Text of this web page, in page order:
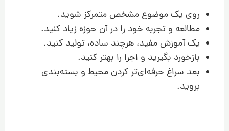
روی یک موضوع مشخص متمرکز شوید.
مطالعه و تجربه خود را در آن حوزه زیاد کنید.
یک آموزش مفید، هرچند ساده، تولید کنید.
بازخورد بگیرید و اجرا را بهتر کنید.
بعد سراغ حرفه‌ای‌تر کردن محیط و بسته‌بندی
بروید.